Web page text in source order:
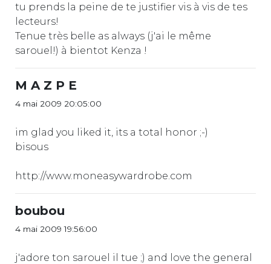
tu prends la peine de te justifier vis à vis de tes
lecteurs!
Tenue très belle as always (j'ai le même
sarouel!) à bientot Kenza !
M A Z P E
4 mai 2009 20:05:00
im glad you liked it, its a total honor ;-)
bisous
http://www.moneasywardrobe.com
boubou
4 mai 2009 19:56:00
j'adore ton sarouel il tue ;) and love the general